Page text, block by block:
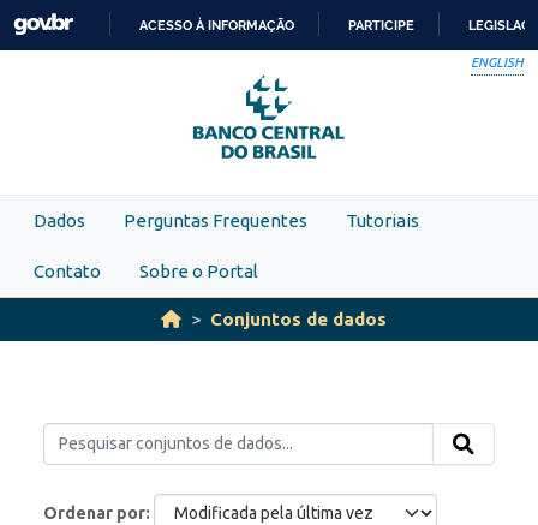
Skip to main content
PARA
O
CONTEÚDO
ACESSO À INFORMAÇÃO PARTICIPE
ENGLISH
Dados Perguntas Frequentes Tutoriais
Contato Sobre o Portal
Conjuntos de dados
Ordenar por